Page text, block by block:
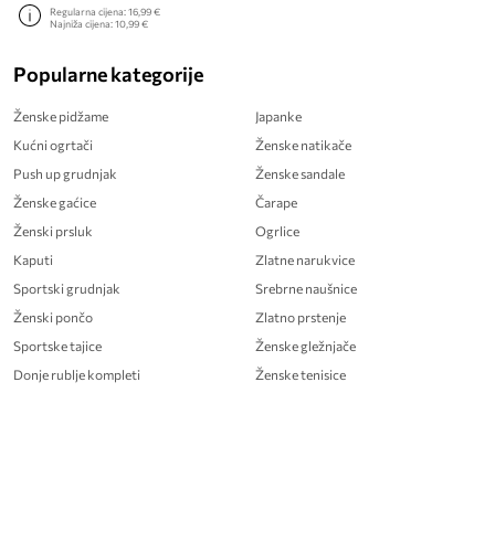
Regularna cijena:16,99 €
Najniža cijena:10,99 €
Popularne kategorije
Ženske pidžame
Kućni ogrtači
Push up grudnjak
Ženske gaćice
Ženski prsluk
Kaputi
Sportski grudnjak
Ženski pončo
Sportske tajice
Donje rublje kompleti
Japanke
Ženske natikače
Ženske sandale
Čarape
Ogrlice
Zlatne narukvice
Srebrne naušnice
Zlatno prstenje
Ženske gležnjače
Ženske tenisice